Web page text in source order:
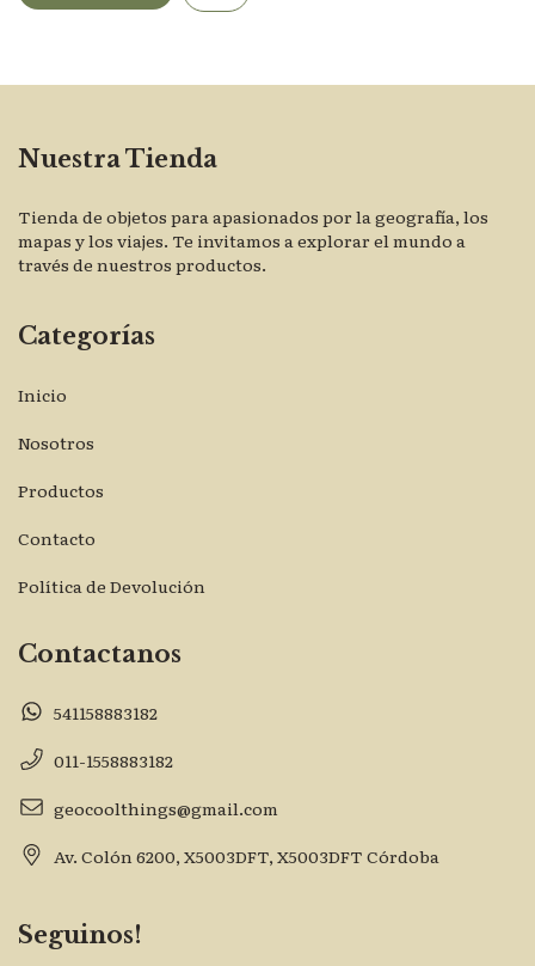
Nuestra Tienda
Tienda de objetos para apasionados por la geografía, los
mapas y los viajes. Te invitamos a explorar el mundo a
través de nuestros productos.
Categorías
Inicio
Nosotros
Productos
Contacto
Política de Devolución
Contactanos
541158883182
011-1558883182
geocoolthings@gmail.com
Av. Colón 6200, X5003DFT, X5003DFT Córdoba
Seguinos!